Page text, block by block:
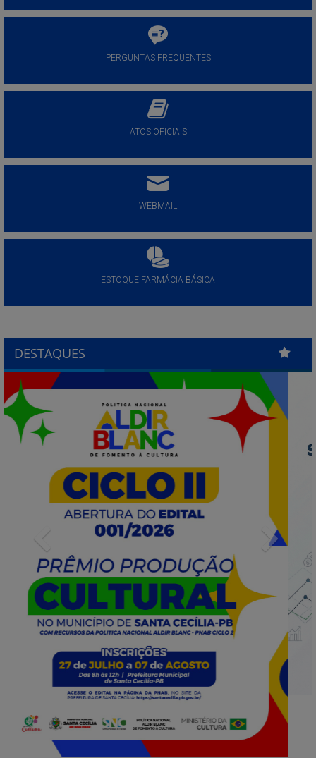
PERGUNTAS FREQUENTES
ATOS OFICIAIS
WEBMAIL
ESTOQUE FARMÁCIA BÁSICA
DESTAQUES
Previous
INFORMATIVOS